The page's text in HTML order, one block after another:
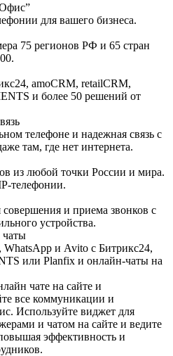
для вашего бизнеса.
75 регионов РФ и 65 стран
amoCRM, retailCRM,
и более 50 решений от
телефоне и надежная связь с
там, где нет интернета.
из любой точки России и мира.
телефонии.
и приема звонков с
устройства.
чаты
и Avito с Битрикс24,
или Planfix и онлайн-чаты на
чате на сайте и
все коммуникации и
Используйте виджет для
и чатом на сайте и ведите
эффективность и